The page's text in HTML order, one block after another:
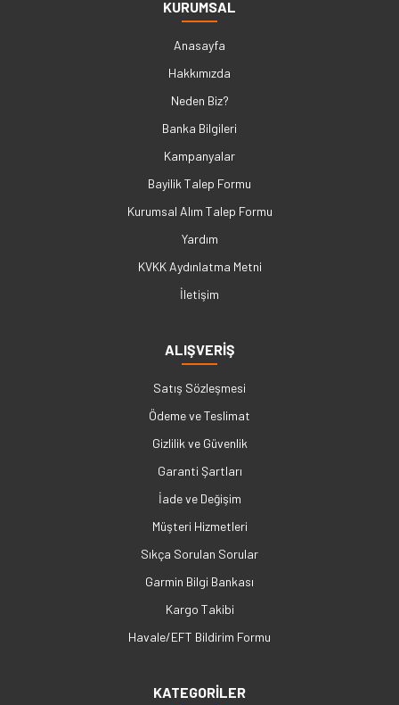
KURUMSAL
Anasayfa
Hakkımızda
Neden Biz?
Banka Bilgileri
Kampanyalar
Bayilik Talep Formu
Kurumsal Alım Talep Formu
Yardım
KVKK Aydınlatma Metni
İletişim
ALIŞVERİŞ
Satış Sözleşmesi
Ödeme ve Teslimat
Gizlilik ve Güvenlik
Garanti Şartları
İade ve Değişim
Müşteri Hizmetleri
Sıkça Sorulan Sorular
Garmin Bilgi Bankası
Kargo Takibi
Havale/EFT Bildirim Formu
KATEGORİLER